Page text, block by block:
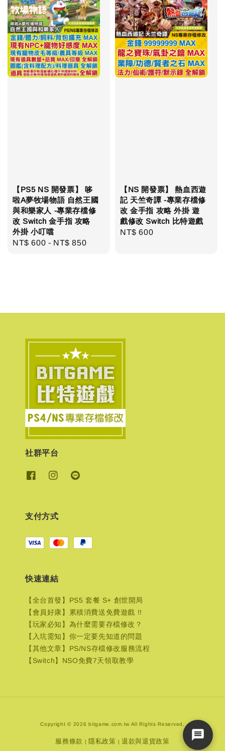
【PS5 NS 開發票】 哆
啦A夢牧場物語 自然王國
與和樂家人 -專業存檔修
改 Switch 金手指 攻略
外掛 小叮噹
Regular
NT$ 600 - NT$ 850
【NS 開發票】 熱血西遊
記 天竺奇譚 -專業存檔修
改 金手指 攻略 外掛 遊
戲修改 Switch 比特遊戲
Regular
NT$ 600
社群平台
支付方式
快速連結
【全台首發】PS5 套餐 S+ 創世開局
【會員好康】累積消費送免費遊戲 !!
【玩家必知】為什麼需要存檔修改？
【入坑需知】你一定要先知道的問題
【其他文章】PS/NS存檔修改服務流程
【Switch】NSO免費7天領取教學
Copyright © 2026 bitgame.com.tw All Rights Reserved.
服務條款 | 隱私政策 | 退款與退貨政策